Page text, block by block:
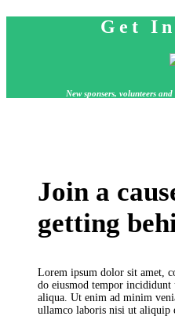
Get
New sponsers, volunteers
Join a
getting
Lorem ipsum dolor sit amet,
do eiusmod tempor incididunt
aliqua. Ut enim ad minim
ullamco laboris nisi ut aliquip